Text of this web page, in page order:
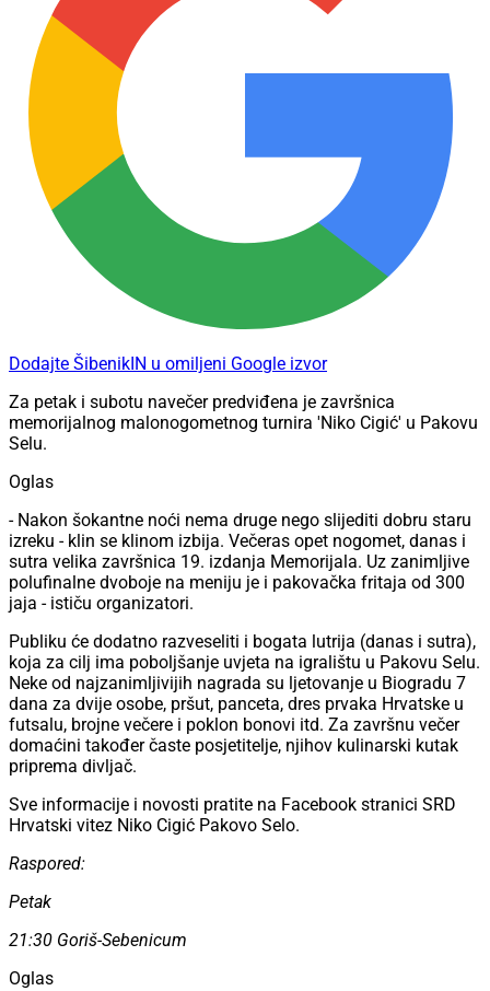
Dodajte ŠibenikIN u omiljeni Google izvor
Za petak i subotu navečer predviđena je završnica
memorijalnog malonogometnog turnira 'Niko Cigić' u Pakovu
Selu.
Oglas
- Nakon šokantne noći nema druge nego slijediti dobru staru
izreku - klin se klinom izbija. Večeras opet nogomet, danas i
sutra velika završnica 19. izdanja Memorijala. Uz zanimljive
polufinalne dvoboje na meniju je i pakovačka fritaja od 300
jaja - ističu organizatori.
Publiku će dodatno razveseliti i bogata lutrija (danas i sutra),
koja za cilj ima poboljšanje uvjeta na igralištu u Pakovu Selu.
Neke od najzanimljivijih nagrada su ljetovanje u Biogradu 7
dana za dvije osobe, pršut, panceta, dres prvaka Hrvatske u
futsalu, brojne večere i poklon bonovi itd. Za završnu večer
domaćini također časte posjetitelje, njihov kulinarski kutak
priprema divljač.
Sve informacije i novosti pratite na Facebook stranici SRD
Hrvatski vitez Niko Cigić Pakovo Selo.
Raspored:
Petak
21:30 Goriš-Sebenicum
Oglas